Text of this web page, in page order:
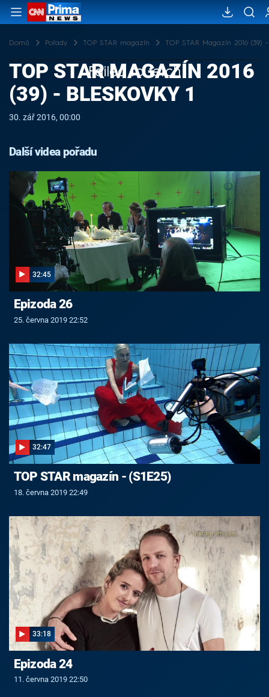
Domů Pořady TOP STAR magazín TOP STAR Magazín 2016 (39)
Failed to fetch
TOP STAR MAGAZÍN 2016
(39) - BLESKOVKY 1
30. zář 2016, 00:00
Další videa pořadu
32:45
Epizoda 26
25. června 2019 22:52
32:47
TOP STAR magazín - (S1E25)
18. června 2019 22:49
33:18
Epizoda 24
11. června 2019 22:50